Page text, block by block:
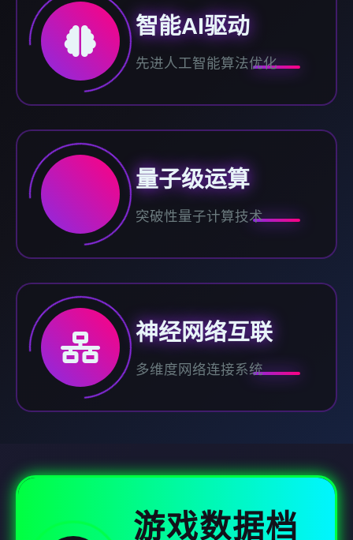
智能AI驱动
先进人工智能算法优化
量子级运算
突破性量子计算技术
神经网络互联
多维度网络连接系统
游戏数据档